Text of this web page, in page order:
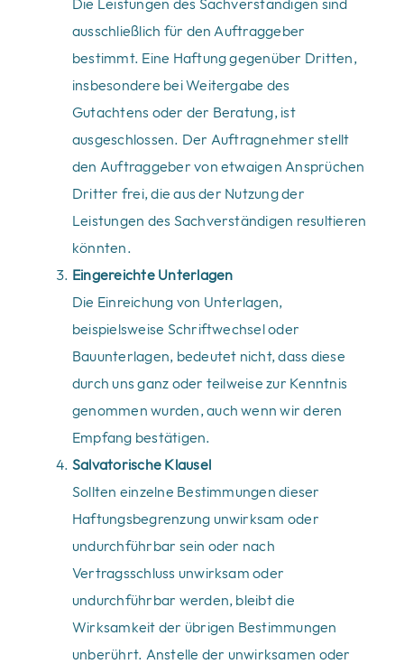
ausschließlich für den Auftraggeber
bestimmt. Eine Haftung gegenüber Dritten,
insbesondere bei Weitergabe des
Gutachtens oder der Beratung, ist
ausgeschlossen. Der Auftragnehmer stellt
den Auftraggeber von etwaigen Ansprüchen
Dritter frei, die aus der Nutzung der
Leistungen des Sachverständigen resultieren
könnten.
Eingereichte Unterlagen
Die Einreichung von Unterlagen,
beispielsweise Schriftwechsel oder
Bauunterlagen, bedeutet nicht, dass diese
durch uns ganz oder teilweise zur Kenntnis
genommen wurden, auch wenn wir deren
Empfang bestätigen.
Salvatorische Klausel
Sollten einzelne Bestimmungen dieser
Haftungsbegrenzung unwirksam oder
undurchführbar sein oder nach
Vertragsschluss unwirksam oder
undurchführbar werden, bleibt die
Wirksamkeit der übrigen Bestimmungen
unberührt. Anstelle der unwirksamen oder